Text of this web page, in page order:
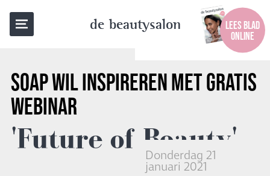
de beautysalon
LEES BLAD
ONLINE
SOAPWIL INSPIREREN MET GRATIS
WEBINAR
'Future of Beauty'
Donderdag 21
januari 2021
TERUG NAAR OVERZICHT